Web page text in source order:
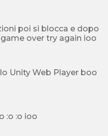
poi si blocca e dopo
un pò ti dice che è game over try again ioo
Unity Web Player boo
è noiosooooooooo :o :o ioo